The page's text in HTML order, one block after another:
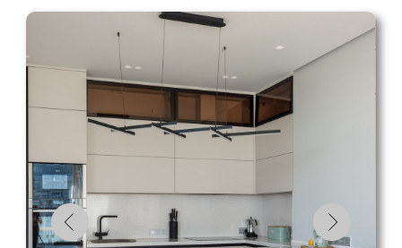
Изготовление 2 недели
Рассчитать в своем стиле